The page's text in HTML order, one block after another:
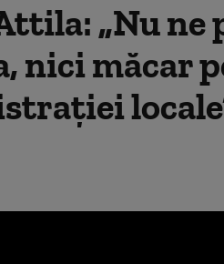
„Nu
nici măcar